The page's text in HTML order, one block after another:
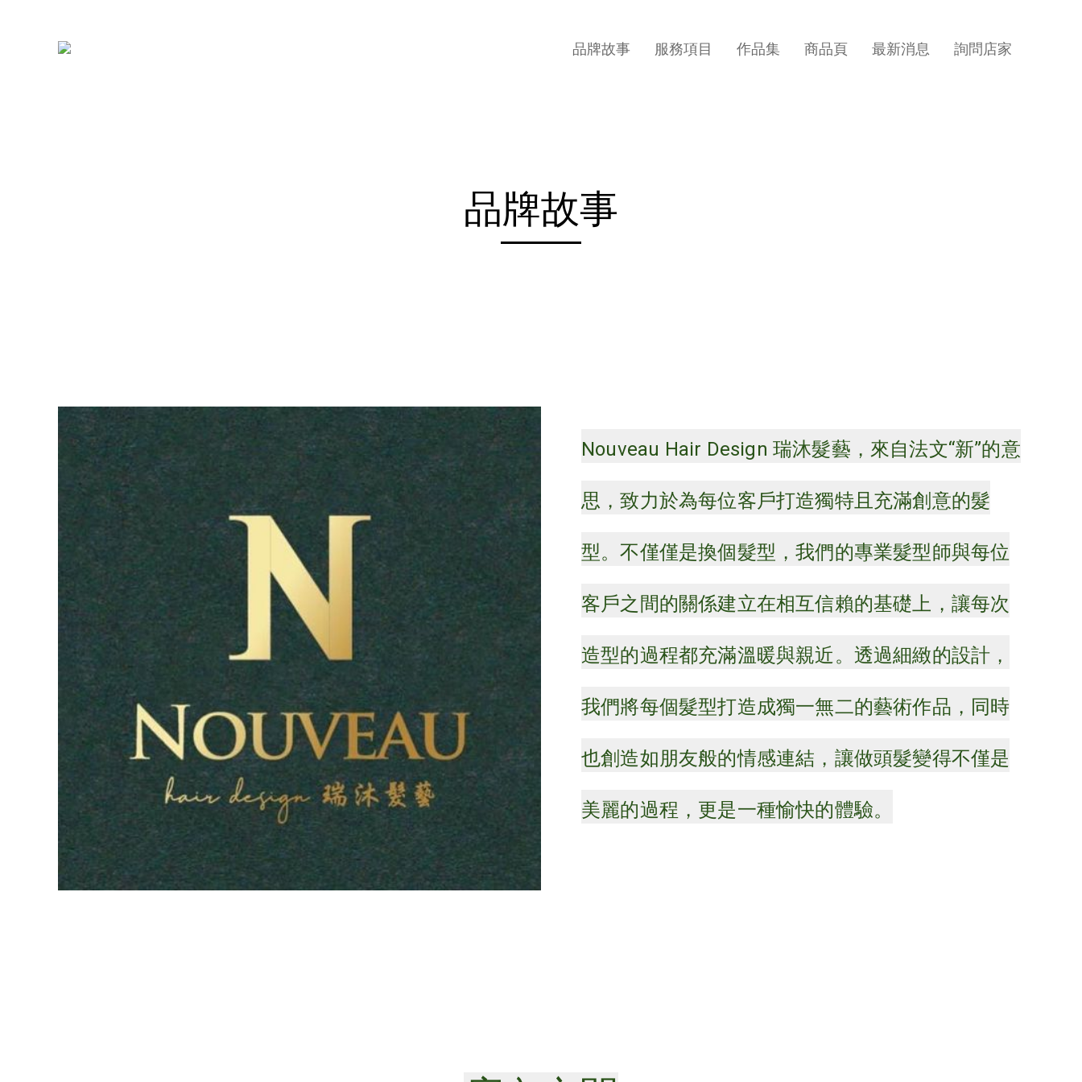
品牌故事 服務項目 作品集 商品頁 最新消息 詢問店家
品牌故事
Nouveau Hair Design 瑞沐髮藝，來自法文“新”的意
思，致力於為每位客戶打造獨特且充滿創意的髮
型。不僅僅是換個髮型，我們的專業髮型師與每位
客戶之間的關係建立在相互信賴的基礎上，讓每次
造型的過程都充滿溫暖與親近。透過細緻的設計，
我們將每個髮型打造成獨一無二的藝術作品，同時
也創造如朋友般的情感連結，讓做頭髮變得不僅是